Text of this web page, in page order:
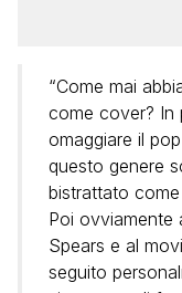
“Come mai
come cover? In
omaggiare il
questo genere
bistrattato
Poi ovviamente
Spears e al
seguito